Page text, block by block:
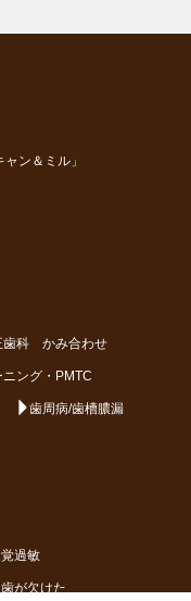
ン＆ミル」
歯科 かみ合わせ
ング・PMTC
歯周病/歯槽膿漏
過敏
歯が欠けた